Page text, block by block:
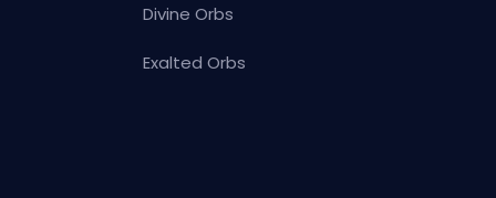
Divine Orbs
Exalted Orbs